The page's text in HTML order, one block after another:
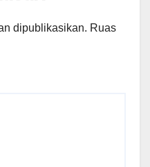
dipublikasikan. Ruas